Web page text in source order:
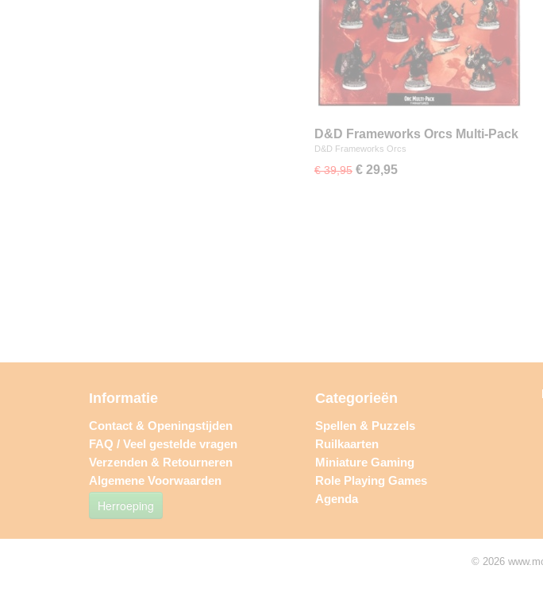
D&D Frameworks Orcs Multi-Pack
D&D Frameworks Orcs
€ 39,95 € 29,95
Informatie
Contact & Openingstijden
FAQ / Veel gestelde vragen
Verzenden & Retourneren
Algemene Voorwaarden
Herroeping
Categorieën
Spellen & Puzzels
Ruilkaarten
Miniature Gaming
Role Playing Games
Agenda
© 2026